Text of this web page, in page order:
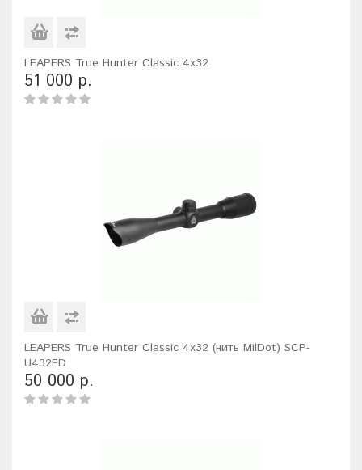
LEAPERS True Hunter Classic 4x32
51 000 р.
LEAPERS True Hunter Classic 4x32 (нить MilDot) SCP-
U432FD
50 000 р.